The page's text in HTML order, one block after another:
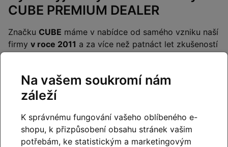
CUBE PREMIUM DEALER
Značku CUBE máme v nabídce od samého vzniku naší
firmy v roce 2011 a za více než patnáct let zkušeností
CUBE a jejich detailní znalosti vám pomůžeme vybrat
kolo, které bude nejvhodnější právě pro vás a
U nás najdetenejširší skladovou zásobu kol CUBE
to včetně:
Na vašem soukromí nám
záleží
K správnému fungování vašeho oblíbeného e-
shopu, k přizpůsobení obsahu stránek vašim
potřebám, ke statistickým a marketingovým